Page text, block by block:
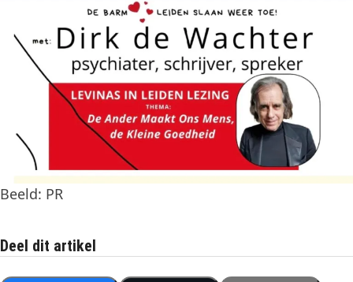
Beeld: PR
Deel dit artikel